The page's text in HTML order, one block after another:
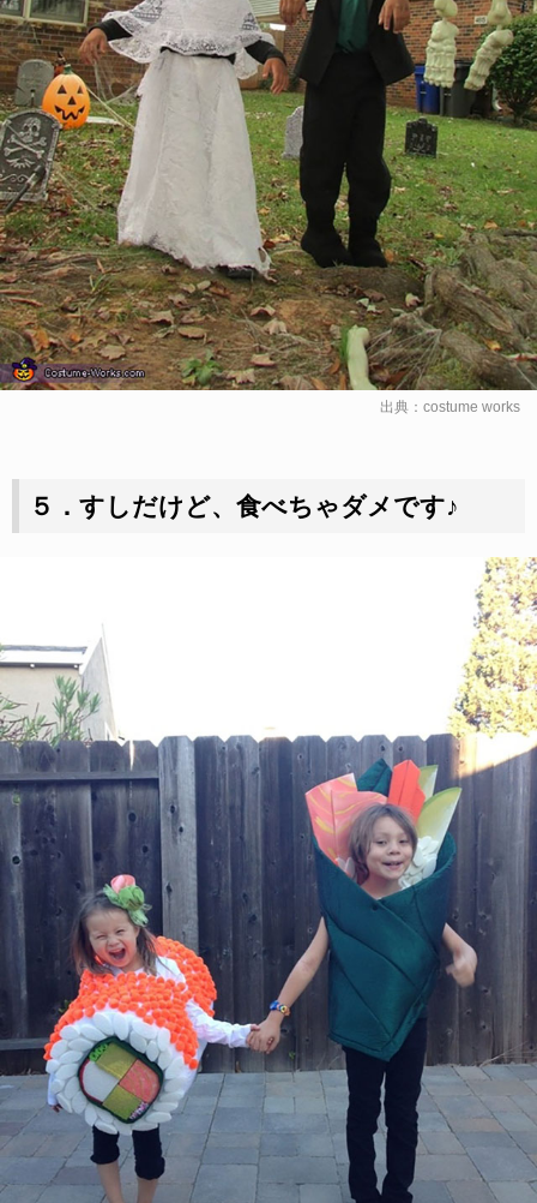
出典： costume works
５．すしだけど、食べちゃダメです♪